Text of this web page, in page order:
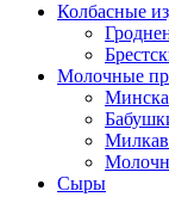
Колбасные
Молочные
Сыры